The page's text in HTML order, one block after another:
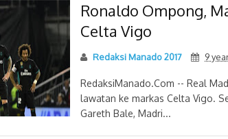
Ronaldo Ompong,
Celta Vigo
Redaksi Manado 2017 9
RedaksiManado.Com -- Real
lawatan ke markas Celta Vigo.
Gareth Bale, Madri...